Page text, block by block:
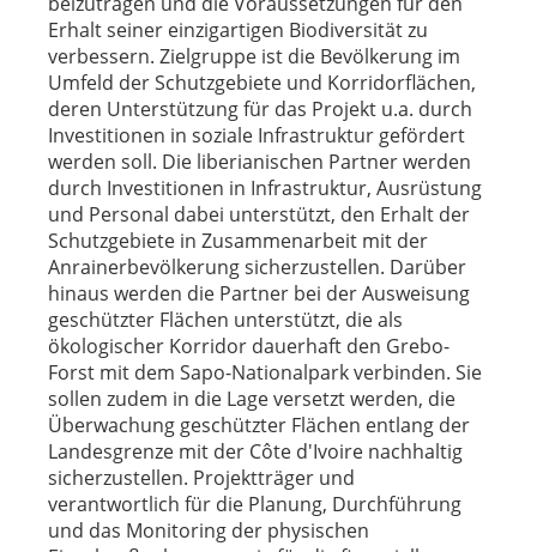
Erhalt seiner einzigartigen Biodiversität zu
verbessern. Zielgruppe ist die Bevölkerung im
Umfeld der Schutzgebiete und Korridorflächen,
deren Unterstützung für das Projekt u.a. durch
Investitionen in soziale Infrastruktur gefördert
werden soll. Die liberianischen Partner werden
durch Investitionen in Infrastruktur, Ausrüstung
und Personal dabei unterstützt, den Erhalt der
Schutzgebiete in Zusammenarbeit mit der
Anrainerbevölkerung sicherzustellen. Darüber
hinaus werden die Partner bei der Ausweisung
geschützter Flächen unterstützt, die als
ökologischer Korridor dauerhaft den Grebo-
Forst mit dem Sapo-Nationalpark verbinden. Sie
sollen zudem in die Lage versetzt werden, die
Überwachung geschützter Flächen entlang der
Landesgrenze mit der Côte d'Ivoire nachhaltig
sicherzustellen. Projektträger und
verantwortlich für die Planung, Durchführung
und das Monitoring der physischen